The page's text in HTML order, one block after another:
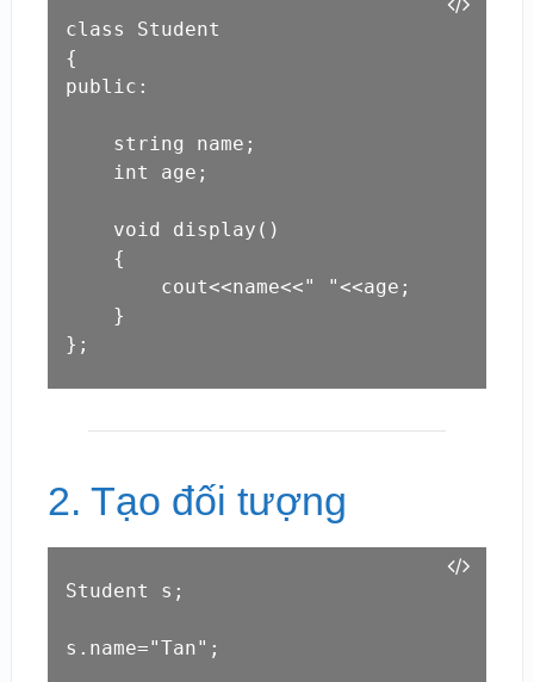
class Student
{
public:
    string name;
    int age;
    void display()
    {
        cout<<name<<" "<<age;
    }
};
2. Tạo đối tượng
Student s;
s.name="Tan";